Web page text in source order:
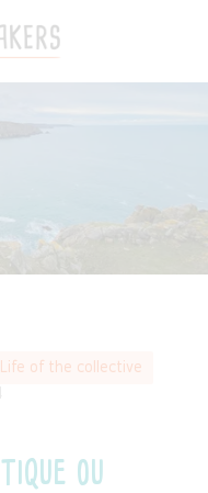
Life of the collective
ou